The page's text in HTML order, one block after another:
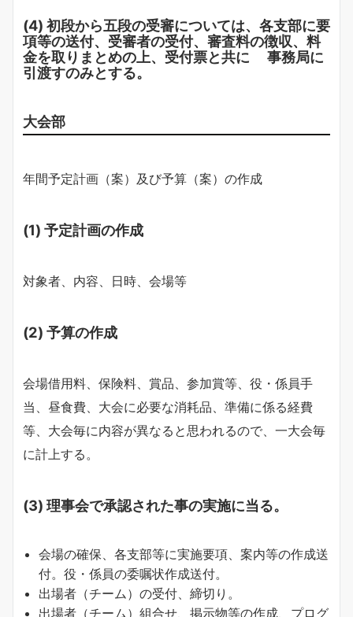
(4) 初段から五段の受審については、各支部に要
項等の送付、受審者の受付、審査料の徴収、料
金を取りまとめの上、受付票と共に 事務局に
引渡すのみとする。
大会部
年間予定計画（案）及び予算（案）の作成
(1) 予定計画の作成
対象者、内容、日時、会場等
(2) 予算の作成
会場借用料、保険料、賞品、参加賞等、役・係員手
当、昼食費、大会に必要な消耗品、準備に係る経費
等、大会毎に内容が異なると思われるので、一大会毎
に計上する。
(3) 理事会で承認された事の実施に当る。
会場の確保、各支部等に実施要項、案内等の作成送
付。役・係員の委嘱状作成送付。
出場者（チーム）の受付、締切り。
出場者（チーム）組合せ、掲示物等の作成、プログ